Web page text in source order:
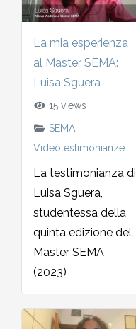
La mia esperienza
al Master SEMA:
Luisa Sguera
15 views
SEMA:
Videotestimonianze
La testimonianza di
Luisa Sguera,
studentessa della
quinta edizione del
Master SEMA
(2023)